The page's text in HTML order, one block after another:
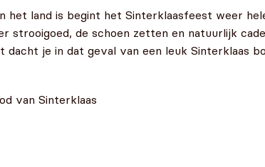
het land is begint het Sinterklaasfeest weer
strooigoed, de schoen zetten en natuurlijk
dacht je in dat geval van een leuk Sinterklaas
van Sinterklaas